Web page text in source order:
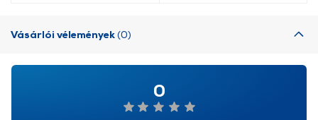
Vásárlói vélemények(0)
0